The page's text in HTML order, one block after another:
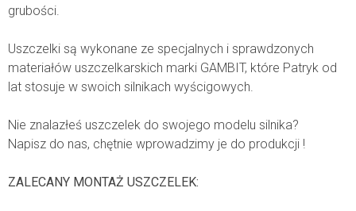
grubości.
Uszczelki są wykonane ze specjalnych i sprawdzonych
materiałów uszczelkarskich marki GAMBIT, które Patryk od
lat stosuje w swoich silnikach wyścigowych.
Nie znalazłeś uszczelek do swojego modelu silnika?
Napisz do nas, chętnie wprowadzimy je do produkcji !
ZALECANY MONTAŻ USZCZELEK: